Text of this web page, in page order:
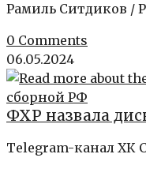
Рамиль Ситдиков /
0 Comments
06.05.2024
ФХР назвала
Telegram-канал ХК